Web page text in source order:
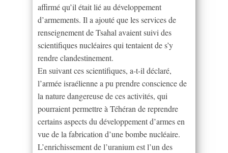
affirmé qu’il était lié au développement
d’armements. Il a ajouté que les services de
renseignement de Tsahal avaient suivi des
scientifiques nucléaires qui tentaient de s’y
rendre clandestinement.
En suivant ces scientifiques, a-t-il déclaré,
l’armée israélienne a pu prendre conscience de
la nature dangereuse de ces activités, qui
pourraient permettre à Téhéran de reprendre
certains aspects du développement d’armes en
vue de la fabrication d’une bombe nucléaire.
L’enrichissement de l’uranium est l’un des